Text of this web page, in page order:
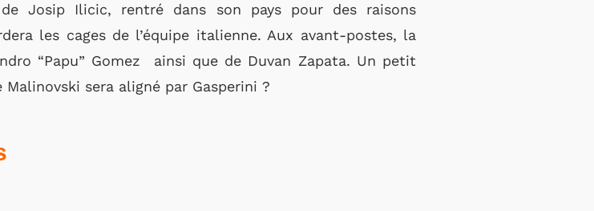
Josip Ilicic, rentré dans son pays pour des raisons
les cages de l’équipe italienne. Aux avant-postes, la
“Papu” Gomez ainsi que de Duvan Zapata. Un petit
sera aligné par Gasperini ?